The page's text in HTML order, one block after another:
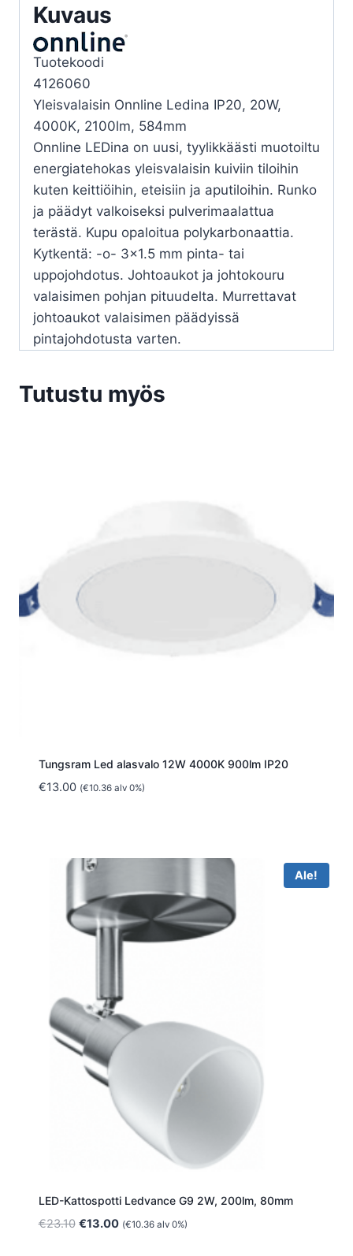
Kuvaus
Tuotekoodi
4126060
Yleisvalaisin Onnline Ledina IP20, 20W,
4000K, 2100lm, 584mm
Onnline LEDina on uusi, tyylikkäästi muotoiltu
energiatehokas yleisvalaisin kuiviin tiloihin
kuten keittiöihin, eteisiin ja aputiloihin. Runko
ja päädyt valkoiseksi pulverimaalattua
terästä. Kupu opaloitua polykarbonaattia.
Kytkentä: -o- 3×1.5 mm pinta- tai
uppojohdotus. Johtoaukot ja johtokouru
valaisimen pohjan pituudelta. Murrettavat
johtoaukot valaisimen päädyissä
pintajohdotusta varten.
Tutustu myös
Tungsram Led alasvalo 12W 4000K 900lm IP20
€13.00 (€10.36alv 0%)
Ale!
LED-Kattospotti Ledvance G9 2W, 200lm, 80mm
€23.10 Alkuperäinen
€13.00Nykyinen
(€10.36alv 0%)